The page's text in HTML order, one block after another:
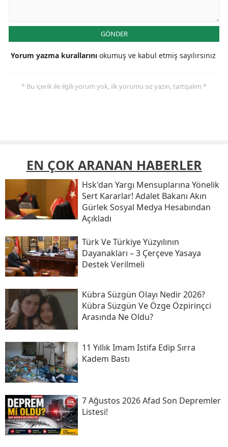
GÖNDER
Yorum yazma kurallarını okumuş ve kabul etmiş sayılırsınız
* Bu içerik ile ilgili yorum yok, ilk yorumu siz yazın, tartışalım *
EN ÇOK ARANAN HABERLER
Hsk'dan Yargı Mensuplarına Yönelik
Sert Kararlar! Adalet Bakanı Akın
Gürlek Sosyal Medya Hesabından
Açıkladı
Türk Ve Türkiye Yüzyılının
Dayanakları – 3 Çerçeve Yasaya
Destek Verilmeli
Kübra Süzgün Olayı Nedir 2026?
Kübra Süzgün Ve Özge Özpirinçci
Arasında Ne Oldu?
11 Yıllık Imam Istifa Edip Sırra
Kadem Bastı
7 Ağustos 2026 Afad Son Depremler
Listesi!